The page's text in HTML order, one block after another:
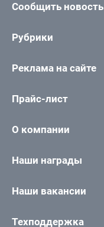
Сообщить новость
Рубрики
Реклама на сайте
Прайс-лист
О компании
Наши награды
Наши вакансии
Техподдержка